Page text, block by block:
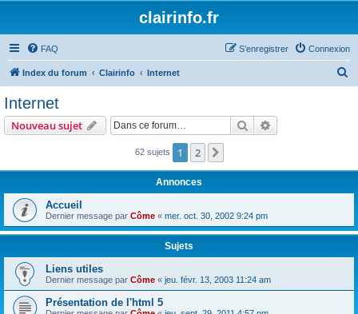
clairinfo.fr
FAQ Connexion
S’enregistrer
Index du forum Clairinfo Internet
e
Internet
Nouveau sujet Rechercher
62 sujets 1 2
Annonces
Accueil
Dernier message par Côme « mer. oct. 30, 2002 9:24 pm
Sujets
Liens utiles
Dernier message par Côme « jeu. févr. 13, 2003 11:24 am
Présentation de l'html 5